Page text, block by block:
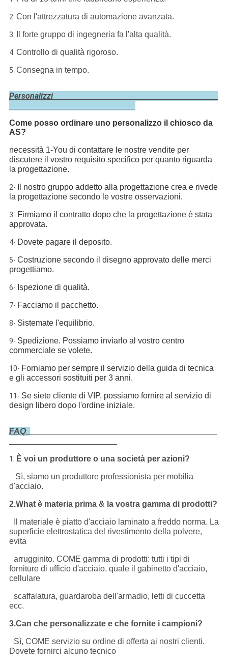
2. Con l'attrezzatura di automazione avanzata.
3. Il forte gruppo di ingegneria fa l'alta qualità.
4. Controllo di qualità rigoroso.
5. Consegna in tempo.
Personalizzi
Come posso ordinare uno personalizzo il chiosco da
AS?
necessità 1-You di contattare le nostre vendite per
discutere il vostro requisito specifico per quanto riguarda
la progettazione.
2-
Il nostro gruppo addetto alla progettazione crea e rivede
la progettazione secondo le vostre osservazioni.
3- Firmiamo il contratto dopo che la progettazione è stata
approvata.
4- Dovete pagare il deposito.
5- Costruzione secondo il disegno approvato delle merci
progettiamo.
6- Ispezione di qualità.
7- Facciamo il pacchetto.
8- Sistemate l'equilibrio.
9- Spedizione. Possiamo inviarlo al vostro centro
commerciale se volete.
10- Forniamo per sempre il servizio della guida di tecnica
e gli accessori sostituiti per 3 anni.
11- Se siete cliente di VIP, possiamo fornire al servizio di
design libero dopo l'ordine iniziale.
FAQ
1. È voi un produttore o una società per azioni?
Sì, siamo un produttore professionista per mobilia
d'acciaio.
2.What è materia prima & la vostra gamma di prodotti?
Il materiale è piatto d'acciaio laminato a freddo norma. La
superficie elettrostatica del rivestimento della polvere,
evita
arrugginito. COME gamma di prodotti: tutti i tipi di
forniture di ufficio d'acciaio, quale il gabinetto d'acciaio,
cellulare
scaffalatura, guardaroba dell'armadio, letti di cuccetta
ecc.
3.Can che personalizzate e che fornite i campioni?
Sì, COME servizio su ordine di offerta ai nostri clienti.
Dovete fornirci alcuno tecnico